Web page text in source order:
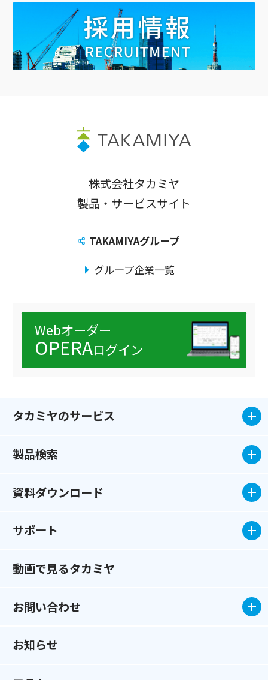
株式会社タカミヤ
製品・サービスサイト
TAKAMIYAグループ
グループ企業一覧
Webオーダー
OPERAログイン
タカミヤのサービス
製品検索
資料ダウンロード
サポート
動画で見るタカミヤ
お問い合わせ
お知らせ